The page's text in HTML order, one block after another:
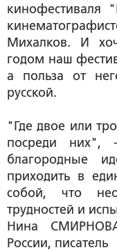
кинофестиваля
Михалков. И
годом наш
а польза от
русской.
"Где двое или
посреди них",
благородные
приходить в
собой, что
трудностей и
Нина
России, писатель